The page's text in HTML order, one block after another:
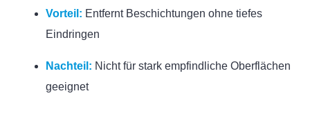
Vorteil: Entfernt Beschichtungen ohne tiefes
Eindringen
Nachteil: Nicht für stark empfindliche Oberflächen
geeignet